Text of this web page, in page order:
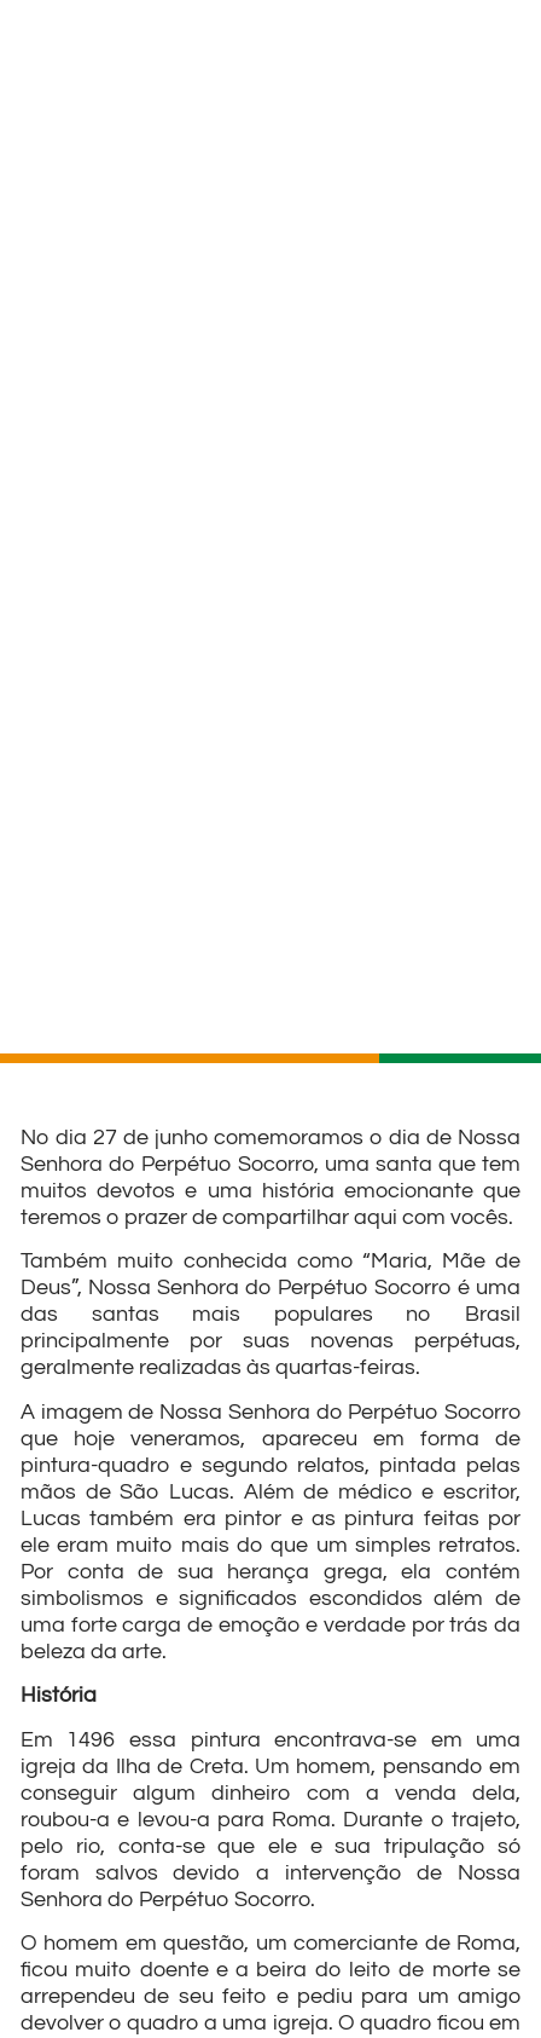
No dia 27 de junho comemoramos o dia de Nossa
Senhora do Perpétuo Socorro, uma santa que tem
muitos devotos e uma história emocionante que
teremos o prazer de compartilhar aqui com vocês.
Também muito conhecida como “Maria, Mãe de
Deus”, Nossa Senhora do Perpétuo Socorro é uma
das santas mais populares no Brasil
principalmente por suas novenas perpétuas,
geralmente realizadas às quartas-feiras.
A imagem de Nossa Senhora do Perpétuo Socorro
que hoje veneramos, apareceu em forma de
pintura-quadro e segundo relatos, pintada pelas
mãos de São Lucas. Além de médico e escritor,
Lucas também era pintor e as pintura feitas por
ele eram muito mais do que um simples retratos.
Por conta de sua herança grega, ela contém
simbolismos e significados escondidos além de
uma forte carga de emoção e verdade por trás da
beleza da arte.
História
Em 1496 essa pintura encontrava-se em uma
igreja da Ilha de Creta. Um homem, pensando em
conseguir algum dinheiro com a venda dela,
roubou-a e levou-a para Roma. Durante o trajeto,
pelo rio, conta-se que ele e sua tripulação só
foram salvos devido a intervenção de Nossa
Senhora do Perpétuo Socorro.
O homem em questão, um comerciante de Roma,
ficou muito doente e a beira do leito de morte se
arrependeu de seu feito e pediu para um amigo
devolver o quadro a uma igreja. O quadro ficou em